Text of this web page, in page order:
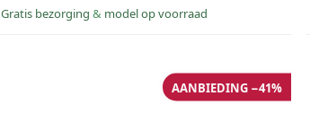
Gratis bezorging & model op voorraad
AANBIEDING −41%